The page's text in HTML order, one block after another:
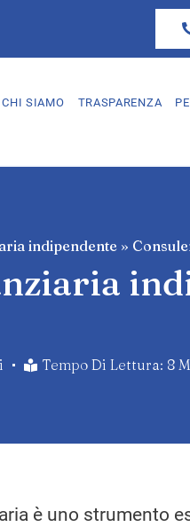
CHI SIAMO TRASPARENZA
indipendente »
Tempo Di Lettura: 8
è uno strumento